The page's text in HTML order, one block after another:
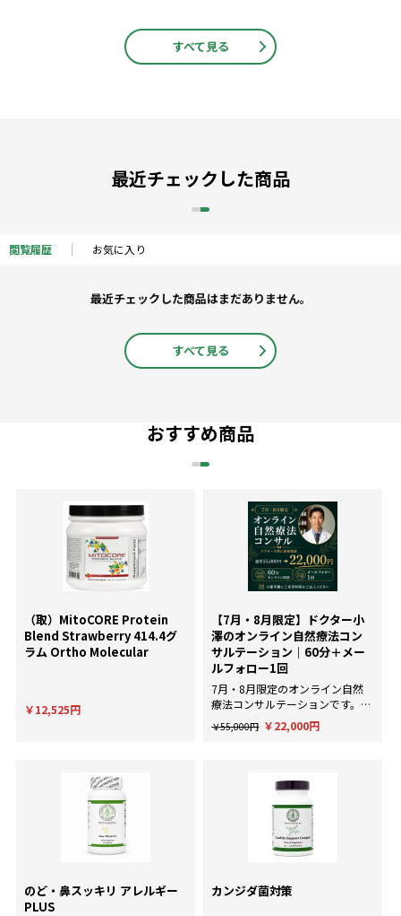
すべて見る
最近チェックした商品
閲覧履歴 お気に入り
最近チェックした商品はまだありません。
すべて見る
おすすめ商品
（取）MitoCORE Protein
Blend Strawberry 414.4グ
ラム Ortho Molecular
￥12,525円
【7月・8月限定】ドクター小
澤のオンライン自然療法コン
サルテーション｜60分＋メー
ルフォロー1回
7月・8月限定のオンライン自然
療法コンサルテーションです。AI
による一般的な回答ではなく、臨
床経験にもとづいた個別のアドバ
￥55,000円 ￥22,000円
のど・鼻スッキリ アレルギー
PLUS
カンジダ菌対策